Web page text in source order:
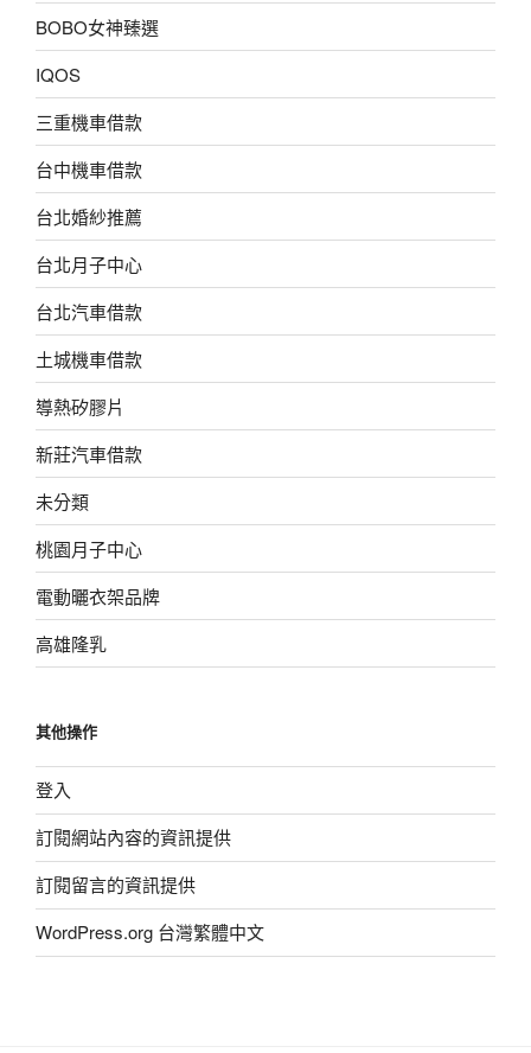
BOBO女神臻選
IQOS
三重機車借款
台中機車借款
台北婚紗推薦
台北月子中心
台北汽車借款
土城機車借款
導熱矽膠片
新莊汽車借款
未分類
桃園月子中心
電動曬衣架品牌
高雄隆乳
其他操作
登入
訂閱網站內容的資訊提供
訂閱留言的資訊提供
WordPress.org 台灣繁體中文